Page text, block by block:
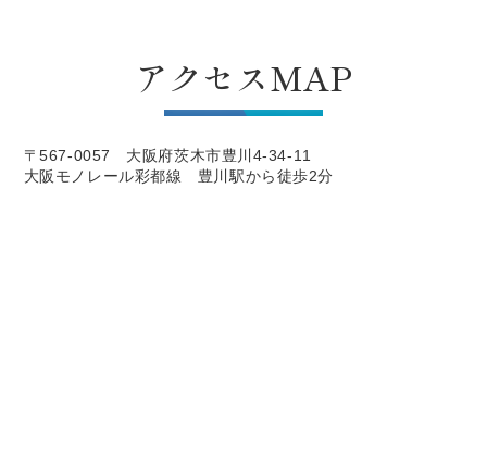
アクセスMAP
〒567-0057 大阪府茨木市豊川4-34-11
大阪モノレール彩都線 豊川駅から徒歩2分